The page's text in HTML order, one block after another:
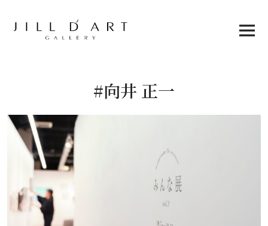
content
Main
Menu
#向井 正一